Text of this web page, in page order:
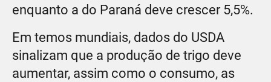
enquanto a do Paraná deve crescer 5,5%.
Em temos mundiais, dados do USDA
sinalizam que a produção de trigo deve
aumentar, assim como o consumo, as